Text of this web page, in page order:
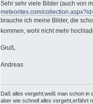
Sehr sehr viele Bilder (auch von
meteorites.com/
brauche ich meine Bilder, die
kommen, wohl nicht mehr
Gruß,
Andreas
Daß alles vergeht;weiß man schon in
aber wie schnell alles vergeht,erfährt